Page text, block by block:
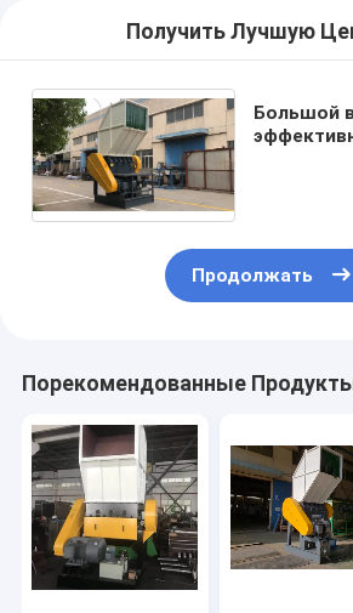
Получить Лучшую
Большой
Продолжать
Порекомендованные